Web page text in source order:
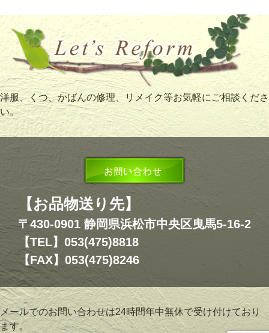
洋服、くつ、かばんの修理、リメイク等お気軽にご相談くださ
い。
【お品物送り先】
〒430-0901 静岡県浜松市中央区曳馬5-16-2
【TEL】053(475)8818
【FAX】053(475)8246
メールでのお問い合わせは24時間年中無休で受け付けており
ます。